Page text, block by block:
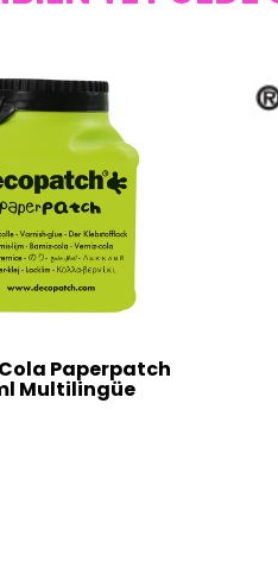
Paperpatch
Multilingüe